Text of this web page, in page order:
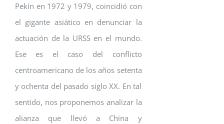
Pekín en 1972 y 1979, coincidió con
el gigante asiático en denunciar la
actuación de la URSS en el mundo.
Ese es el caso del conflicto
centroamericano de los años setenta
y ochenta del pasado siglo XX. En tal
sentido, nos proponemos analizar la
alianza que llevó a China y